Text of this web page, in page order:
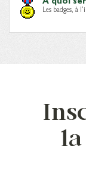
Les badges, à